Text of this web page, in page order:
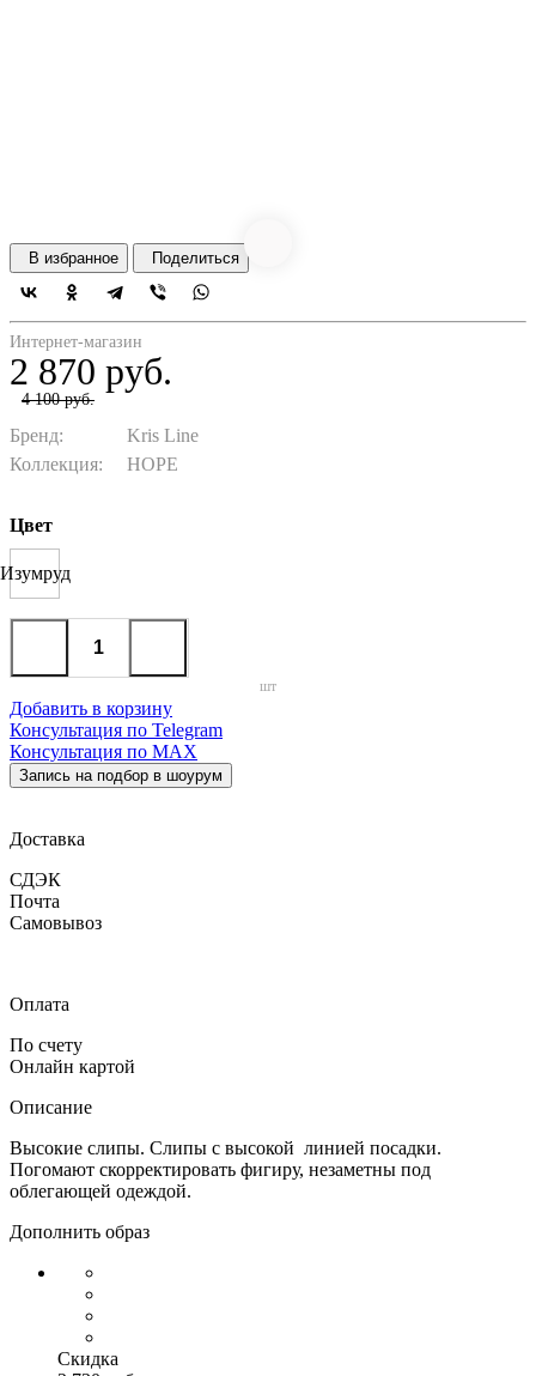
В избранное Поделиться
Интернет-магазин
2 870 руб.
4 100 руб.
Бренд:
Kris Line
Коллекция:
HOPE
Цвет
Изумруд
шт
Добавить в корзину
Консультация по Telegram
Консультация по MAX
Запись на подбор в шоурум
Доставка
СДЭК
Почта
Самовывоз
Оплата
По счету
Онлайн картой
Описание
Высокие слипы. Слипы с высокой линией посадки.
Погомают скорректировать фигиру, незаметны под
облегающей одеждой.
Дополнить образ
Скидка